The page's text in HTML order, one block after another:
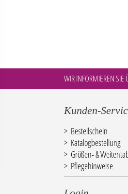
WIR INFORMIEREN SIE
Kunden-
Bestellschein
Katalogbestellung
Größen- &
Pflegehinweise